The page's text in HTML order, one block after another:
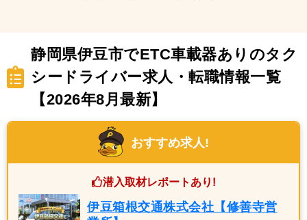
静岡県伊豆市でETC車載器ありのタク
シードライバー求人・転職情報一覧
【2026年8月最新】
おすすめ求人!
潜入取材レポートあり!
伊豆箱根交通株式会社【修善寺営